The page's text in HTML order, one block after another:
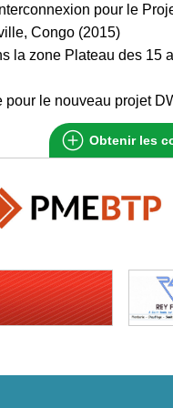
pour le
Congo (2015)
la zone Plateau des 15
le nouveau projet
Obtenir les